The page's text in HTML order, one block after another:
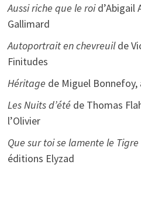
Aussi riche que le roid’Abigail
Gallimard
Autoportrait en chevreuilde
Finitudes
Héritage de Miguel
Les Nuits d’été de Thomas
l’Olivier
Que sur toi se lamente le Tigre
éditions Elyzad